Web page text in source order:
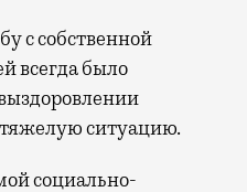
с собственной
всегда было
ситуацию.
социально-